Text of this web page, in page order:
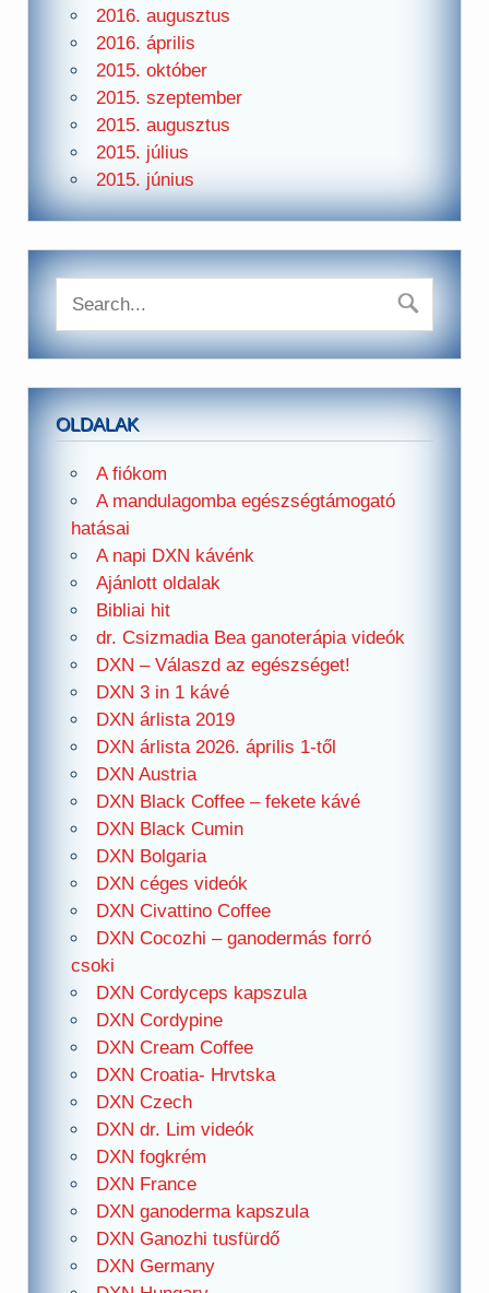
2016. augusztus
2016. április
2015. október
2015. szeptember
2015. augusztus
2015. július
2015. június
OLDALAK
A fiókom
A mandulagomba egészségtámogató
hatásai
A napi DXN kávénk
Ajánlott oldalak
Bibliai hit
dr. Csizmadia Bea ganoterápia videók
DXN – Válaszd az egészséget!
DXN 3 in 1 kávé
DXN árlista 2019
DXN árlista 2026. április 1-től
DXN Austria
DXN Black Coffee – fekete kávé
DXN Black Cumin
DXN Bolgaria
DXN céges videók
DXN Civattino Coffee
DXN Cocozhi – ganodermás forró
csoki
DXN Cordyceps kapszula
DXN Cordypine
DXN Cream Coffee
DXN Croatia- Hrvtska
DXN Czech
DXN dr. Lim videók
DXN fogkrém
DXN France
DXN ganoderma kapszula
DXN Ganozhi tusfürdő
DXN Germany